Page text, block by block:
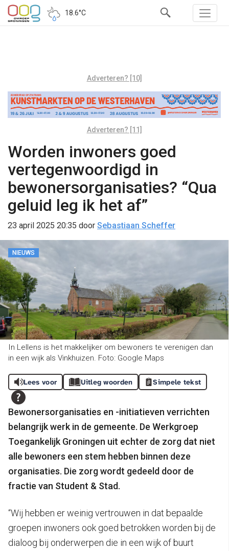
18.6°C
Adverteren? [10]
Adverteren? [11]
Worden inwoners goed
vertegenwoordigd in
bewonersorganisaties? “Qua
geluid leg ik het af”
23 april 2025 20:35 door Sebastiaan Scheffer
NIEUWS
In Lellens is het makkelijker om bewoners te verenigen dan
in een wijk als Vinkhuizen. Foto: Google Maps
Lees voor Uitleg woorden Simpele tekst
Bewonersorganisaties en -initiatieven verrichten
belangrijk werk in de gemeente. De Werkgroep
Toegankelijk Groningen uit echter de zorg dat niet
alle bewoners een stem hebben binnen deze
organisaties. Die zorg wordt gedeeld door de
fractie van Student & Stad.
“Wij hebben er weinig vertrouwen in dat bepaalde
groepen inwoners ook goed betrokken worden bij de
dialoog bij onderwerpen die in een wijk of buurt